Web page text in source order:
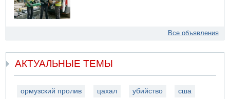
Все объявления
АКТУАЛЬНЫЕ ТЕМЫ
ормузский пролив цахал убийство сша